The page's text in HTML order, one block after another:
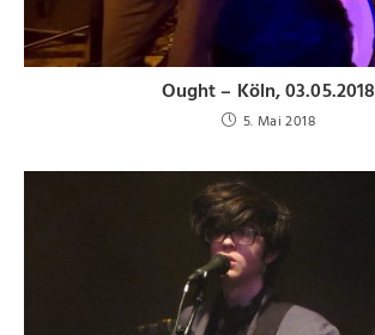
Ought – Köln, 03.05.2018
5. Mai 2018